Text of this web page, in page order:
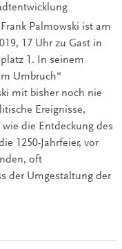
Palmowski ist am
17 Uhr zu Gast in
1. In seinem
Umbruch“
mit bisher noch nie
Ereignisse,
die Entdeckung des
1250-Jahrfeier, vor
oft
der Umgestaltung der